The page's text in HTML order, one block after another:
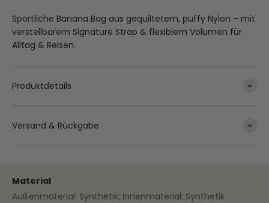
Sportliche Banana Bag aus gequiltetem, puffy Nylon – mit
verstellbarem Signature Strap & flexiblem Volumen für
Alltag & Reisen.
Produktdetails
Versand & Rückgabe
Material
Außenmaterial: Synthetik; Innenmaterial: Synthetik